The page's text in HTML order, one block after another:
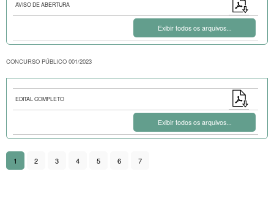
AVISO DE ABERTURA
Exibir todos os arquivos...
CONCURSO PÚBLICO 001/2023
EDITAL COMPLETO
Exibir todos os arquivos...
1 2 3 4 5 6 7